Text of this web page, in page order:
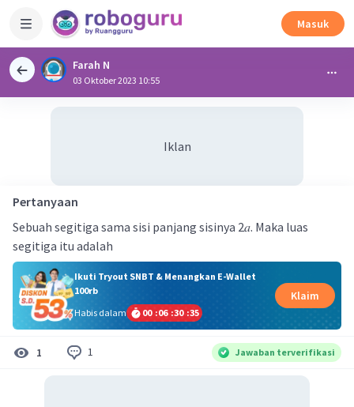
Masuk
Farah N
03 Oktober 2023 10:55
Iklan
Pertanyaan
Sebuah segitiga sama sisi panjang sisinya 2𝑎. Maka luas
segitiga itu adalah
Ikuti Tryout SNBT & Menangkan E-Wallet
100rb
Habis dalam
00 :06 :30 :35
Klaim
1 1 Jawaban terverifikasi